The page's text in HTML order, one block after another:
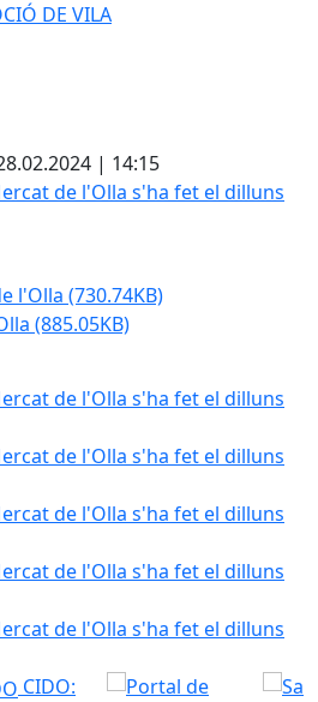
DE VILA
| 14:15
de l'Olla s'ha fet el dilluns 26
l'Olla (730.74KB)
(885.05KB)
de l'Olla s'ha fet el dilluns 26
de l'Olla s'ha fet el dilluns 26
de l'Olla s'ha fet el dilluns 26
de l'Olla s'ha fet el dilluns 26
de l'Olla s'ha fet el dilluns 26
CIDO: